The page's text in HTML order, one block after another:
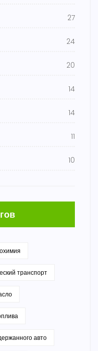
27
24
20
14
14
11
10
транспорт
авто